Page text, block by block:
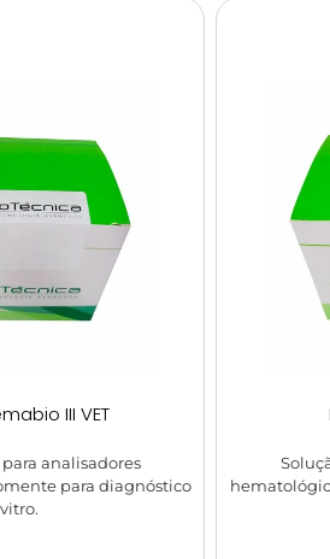
III VET
analisadores
para diagnóstico